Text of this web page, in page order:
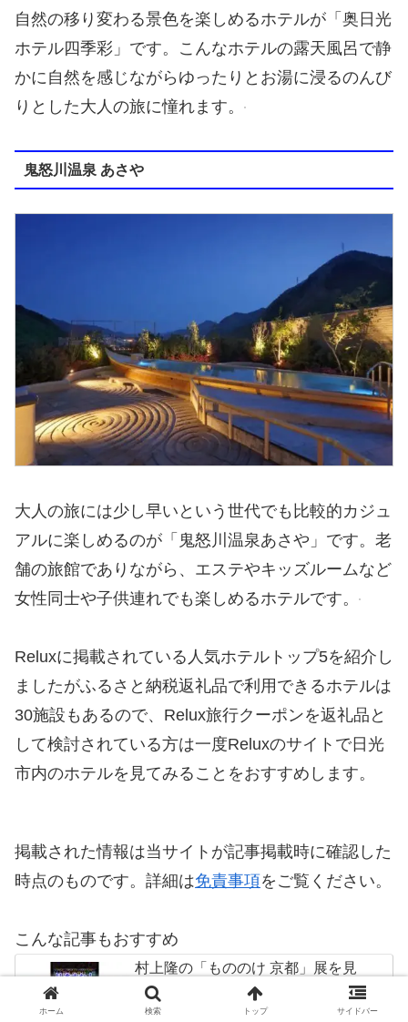
自然の移り変わる景色を楽しめるホテルが「奥日光
ホテル四季彩」です。こんなホテルの露天風呂で静
かに自然を感じながらゆったりとお湯に浸るのんび
りとした大人の旅に憧れます。
鬼怒川温泉 あさや
大人の旅には少し早いという世代でも比較的カジュ
アルに楽しめるのが「鬼怒川温泉あさや」です。老
舗の旅館でありながら、エステやキッズルームなど
女性同士や子供連れでも楽しめるホテルです。
Reluxに掲載されている人気ホテルトップ5を紹介し
ましたがふるさと納税返礼品で利用できるホテルは
30施設もあるので、Relux旅行クーポンを返礼品と
して検討されている方は一度Reluxのサイトで日光
市内のホテルを見てみることをおすすめします。
掲載された情報は当サイトが記事掲載時に確認した
時点のものです。詳細は免責事項をご覧ください。
こんな記事もおすすめ
村上隆の「もののけ 京都」展を見
逃すな！ふるさと納税返礼品で京都
市美術館開館90周年記念展展覧会
ホーム 検索 トップ サイドバー